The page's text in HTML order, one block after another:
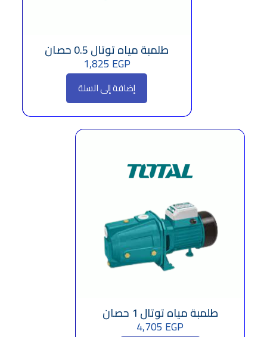
طلمبة مياه توتال 0.5 حصان
1,825 EGP
إضافة إلى السلة
طلمبة مياه توتال 1 حصان
4,705 EGP